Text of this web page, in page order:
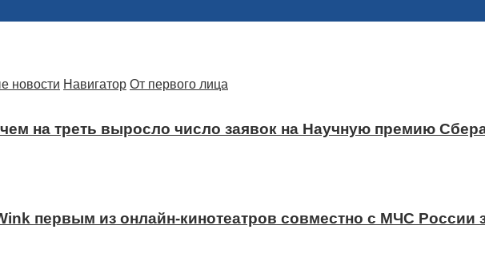
новости Навигатор От первого лица
на треть выросло число заявок на Научную премию
первым из онлайн-кинотеатров совместно с МЧС России